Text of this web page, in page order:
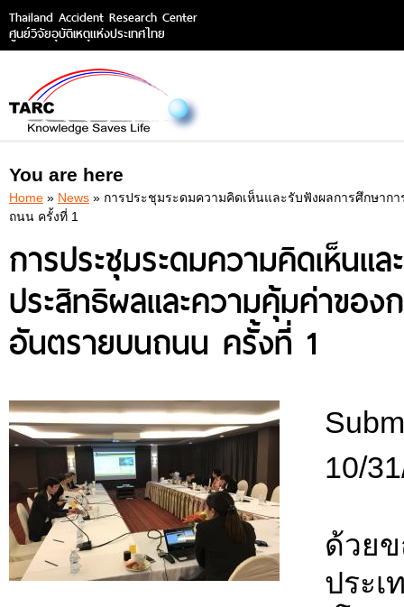
Thailand Accident Research Center
ศูนย์วิจัยอุบัติเหตุแห่งประเทศไทย
You are here
Home » News » การประชุมระดมความคิดเห็นและรับฟังผลการศึกษาก
ถนน ครั้งที่ 1
การประชุมระดมความคิดเห็นแ
ประสิทธิผลและความคุ้มค่าของ
อันตรายบนถนน ครั้งที่ 1
10/
ด้วย
ประเ